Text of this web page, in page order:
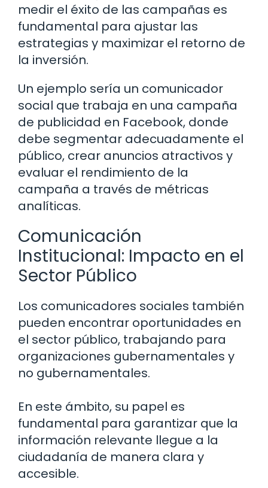
medir el éxito de las campañas es
fundamental para ajustar las
estrategias y maximizar el retorno de
la inversión.
Un ejemplo sería un comunicador
social que trabaja en una campaña
de publicidad en Facebook, donde
debe segmentar adecuadamente el
público, crear anuncios atractivos y
evaluar el rendimiento de la
campaña a través de métricas
analíticas.
Comunicación
Institucional: Impacto en el
Sector Público
Los comunicadores sociales también
pueden encontrar oportunidades en
el sector público, trabajando para
organizaciones gubernamentales y
no gubernamentales.
En este ámbito, su papel es
fundamental para garantizar que la
información relevante llegue a la
ciudadanía de manera clara y
accesible.